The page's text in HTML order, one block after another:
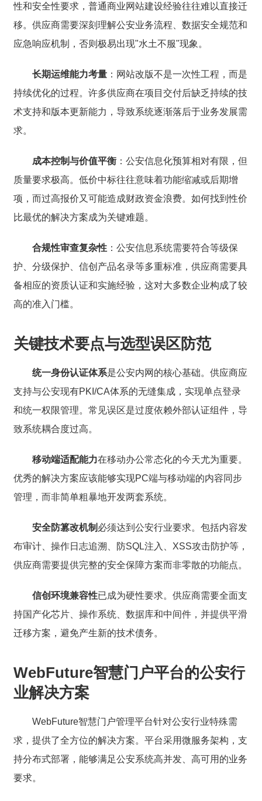
性和安全性要求，普通商业网站建设经验往往难以直接迁
移。供应商需要深刻理解公安业务流程、数据安全规范和
应急响应机制，否则极易出现"水土不服"现象。
长期运维能力考量：网站改版不是一次性工程，而是
持续优化的过程。许多供应商在项目交付后缺乏持续的技
术支持和版本更新能力，导致系统逐渐落后于业务发展需
求。
成本控制与价值平衡：公安信息化预算相对有限，但
质量要求极高。低价中标往往意味着功能缩减或后期增
项，而过高报价又可能造成财政资金浪费。如何找到性价
比最优的解决方案成为关键难题。
合规性审查复杂性：公安信息系统需要符合等级保
护、分级保护、信创产品名录等多重标准，供应商需要具
备相应的资质认证和实施经验，这对大多数企业构成了较
高的准入门槛。
关键技术要点与选型误区防范
统一身份认证体系是公安内网的核心基础。供应商应
支持与公安现有PKI/CA体系的无缝集成，实现单点登录
和统一权限管理。常见误区是过度依赖外部认证组件，导
致系统耦合度过高。
移动端适配能力在移动办公常态化的今天尤为重要。
优秀的解决方案应该能够实现PC端与移动端的内容同步
管理，而非简单粗暴地开发两套系统。
安全防篡改机制 必须达到公安行业要求。包括内容发
布审计、操作日志追溯、防SQL注入、XSS攻击防护等，
供应商需要提供完整的安全保障方案而非零散的功能点。
信创环境兼容性已成为硬性要求。供应商需要全面支
持国产化芯片、操作系统、数据库和中间件，并提供平滑
迁移方案，避免产生新的技术债务。
WebFuture智慧门户平台的公安行
业解决方案
WebFuture智慧门户管理平台针对公安行业特殊需
求，提供了全方位的解决方案。平台采用微服务架构，支
持分布式部署，能够满足公安系统高并发、高可用的业务
要求。